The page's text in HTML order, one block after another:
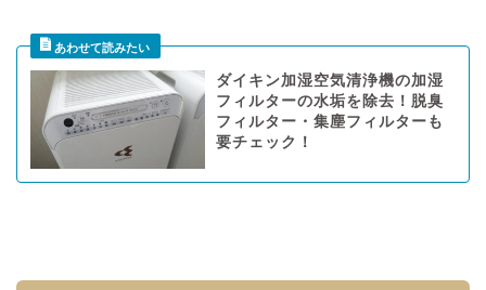
ダイキン加湿空気清浄機の加湿
フィルターの水垢を除去！脱臭
フィルター・集塵フィルターも
要チェック！